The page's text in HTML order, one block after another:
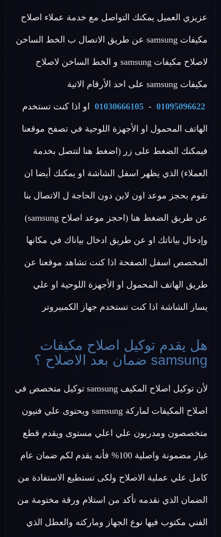
عزيزي العميل يمكنك التواصل مع خدمة عملاء اصلاح
مكيفات samsung عن طريق الاتصال ب الخط الساخن
لاصلاح مكيفات samsung و الخط الساخن لاصلاح
مكيفات samsung على احد الأرقام الاتية
01095096622
-
01030666105 او اذا كنت تستخدم
الهاتف المحمول او الأجهزة اللوحية في تصفح موقعنا
فيمكنك الضغط على زر (اضغط هنا لتتصل بخدمة
العملاء) الذي يظهر اسفل الشاشة او يمكنك أيضا ان
تقوم بحجز موعد اون لاين دون الحاجة ل الاتصال بنا
عن طريق الضغط هنا (احجز موعد اصلاح samsung)
وإدخال بياناتك او عن طريق ادخال بياناك في مكانها
المخصص اسفل الصفحة اذا كنت تشاهد موقعنا عن
طريق الهاتف المحمول او الأجهزة اللوحية او علي
يسار الشاشة اذا كنت تستخدم جهاز الكمبيروتر
هل يقدم توكيل اصلاح مكيفات
samsung ضمان بعد الاصلاح ؟
لأن توكيل اصلاح المكيف samsung توكيل متخصص في
اصلاح المكيفات لماركة samsung ويحتوى علي فنيون
متخصصون ومدربون علي اعلي مستوى ويقدم قطع
غيار مضمونة واصلية 100% فأنه يقدم لكم ضمان عام
كامل علي عملية الاصلاح ولكى تستطيع الاستفادة من
الضمان الذي نقدمه تأكد من استلام ورقة مختومة من
الفني مكتوب فيها نوع الجهاز وماركته والعطل الذي